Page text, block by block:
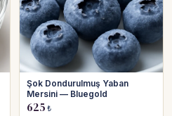
Şok Dondurulmuş Yaban
Mersini — Bluegold
625 ₺